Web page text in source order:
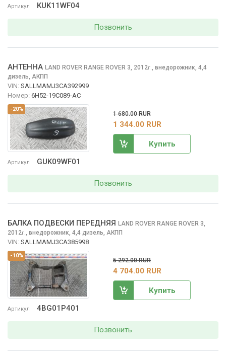
Артикул KUK11WF04
Позвонить
-20%
Артикул GUK09WF01
АНТЕННА LAND ROVER RANGE ROVER 3, 2012г., внедорожник, 4,4
дизель, АКПП
VIN: SALLMAMJ3CA392999
Номер: 6H52-19C089-AC
1 680.00 RUR
1 344.00 RUR
Купить
Позвонить
-10%
Артикул 4BG01P401
БАЛКА ПОДВЕСКИ ПЕРЕДНЯЯ LAND ROVER RANGE ROVER 3,
2012г., внедорожник, 4,4 дизель, АКПП
VIN: SALLMAMJ3CA385998
5 292.00 RUR
4 704.00 RUR
Купить
Позвонить